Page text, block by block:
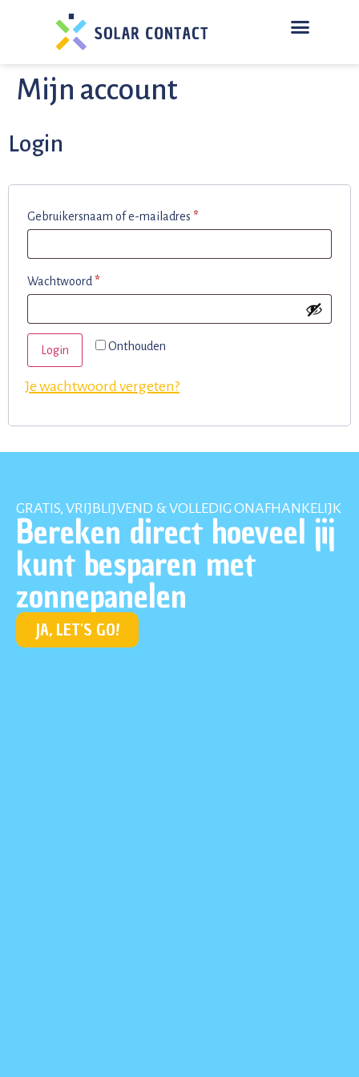
Mijn account
Login
Gebruikersnaam of e-mailadres *
Wachtwoord *
Onthouden
Login
Je wachtwoord vergeten?
GRATIS, VRIJBLIJVEND & VOLLEDIG ONAFHANKELIJK
Bereken direct hoeveel jij
kunt besparen met
zonnepanelen
JA, LET'S GO!